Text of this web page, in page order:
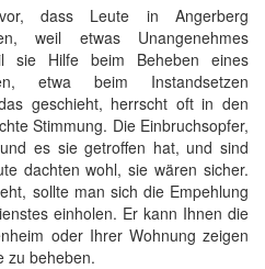
dass Leute in Angerberg
weil etwas Unangenehmes
sie Hilfe beim Beheben eines
etwa beim Instandsetzen
geschieht, herrscht oft in den
Stimmung. Die Einbruchsopfer,
es sie getroffen hat, und sind
dachten wohl, sie wären sicher.
sollte man sich die Empehlung
einholen. Er kann Ihnen die
oder Ihrer Wohnung zeigen
zu beheben.